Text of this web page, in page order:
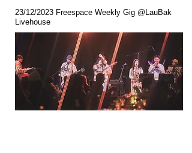
23/12/2023 Freespace Weekly Gig @LauBak
Livehouse